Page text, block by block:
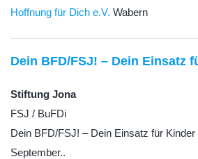
Hoffnung für Dich e.V. Wabern
Dein BFD/FSJ! – Dein Einsatz
Stiftung Jona
FSJ / BuFDi
Dein BFD/FSJ! – Dein Einsatz für Kinder
September..